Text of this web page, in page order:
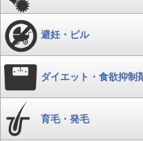
避妊・ピル
ダイエット・食欲抑制
育毛・発毛